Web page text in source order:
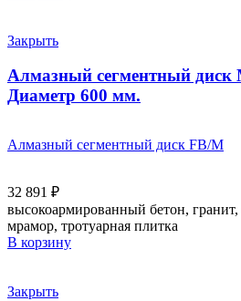
Закрыть
Алмазный сегментный диск
Диаметр 600 мм.
Алмазный сегментный диск FB/M
32 891 ₽
высокоармированный бетон, гранит,
мрамор, тротуарная плитка
В корзину
Закрыть